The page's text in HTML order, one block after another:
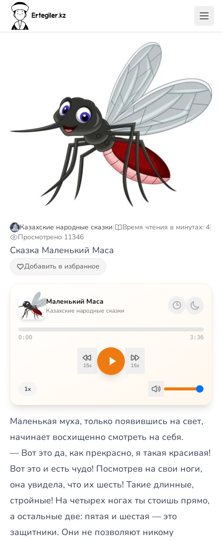
Казахские народные сказки| Время чтения в минутах: 4|
Просмотрено 11346
Сказка Маленький Маса
Добавить в избранное
Маленький Маса
Казахские народные сказки
0:00 3:36
15s 15s
1x
Маленькая муха, только появившись на свет,
начинает восхищенно смотреть на себя.
— Вот это да, как прекрасно, я такая красивая!
Вот это и есть чудо! Посмотрев на свои ноги,
она увидела, что их шесть! Такие длинные,
стройные! На четырех ногах ты стоишь прямо,
а остальные две: пятая и шестая — это
защитники. Они не позволяют никому